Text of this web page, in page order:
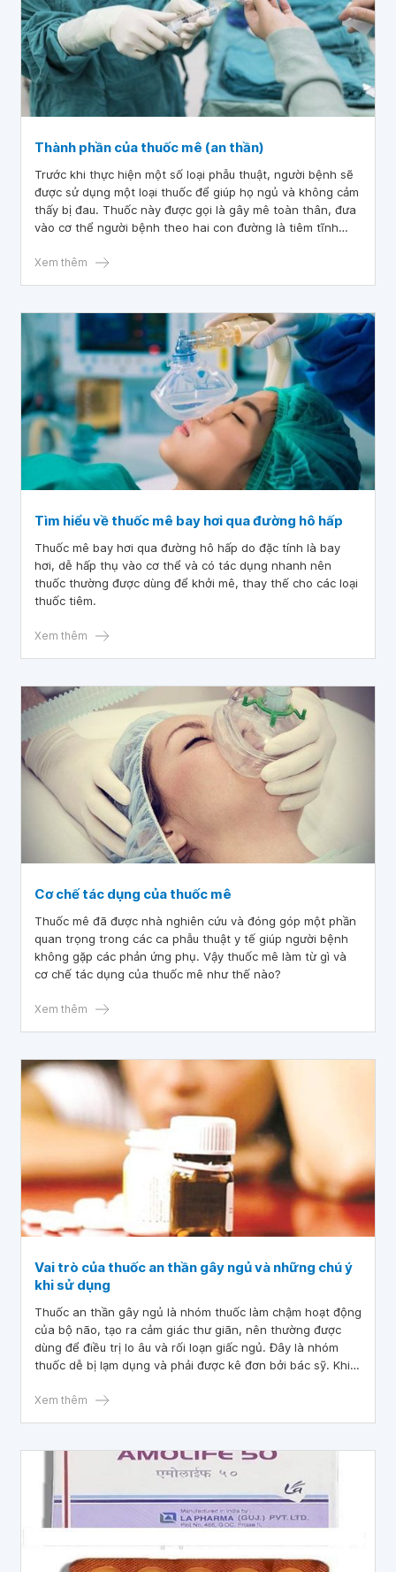
Thành phần của thuốc mê (an thần)
Trước khi thực hiện một số loại phẫu thuật, người bệnh sẽ
được sử dụng một loại thuốc để giúp họ ngủ và không cảm
thấy bị đau. Thuốc này được gọi là gây mê toàn thân, đưa
vào cơ thể người bệnh theo hai con đường là tiêm tĩnh
Xem thêm
Tìm hiểu về thuốc mê bay hơi qua đường hô hấp
Thuốc mê bay hơi qua đường hô hấp do đặc tính là bay
hơi, dễ hấp thụ vào cơ thể và có tác dụng nhanh nên
thuốc thường được dùng để khởi mê, thay thế cho các loại
thuốc tiêm.
Xem thêm
Cơ chế tác dụng của thuốc mê
Thuốc mê đã được nhà nghiên cứu và đóng góp một phần
quan trọng trong các ca phẫu thuật y tế giúp người bệnh
không gặp các phản ứng phụ. Vậy thuốc mê làm từ gì và
cơ chế tác dụng của thuốc mê như thế nào?
Xem thêm
Vai trò của thuốc an thần gây ngủ và những chú ý
khi sử dụng
Thuốc an thần gây ngủ là nhóm thuốc làm chậm hoạt động
của bộ não, tạo ra cảm giác thư giãn, nên thường được
dùng để điều trị lo âu và rối loạn giấc ngủ. Đây là nhóm
thuốc dễ bị lạm dụng và phải được kê đơn bởi bác sỹ. Khi
chứng nghiêm trọng hoặc bị lệ thuộc và nghiện thuốc.
Xem thêm